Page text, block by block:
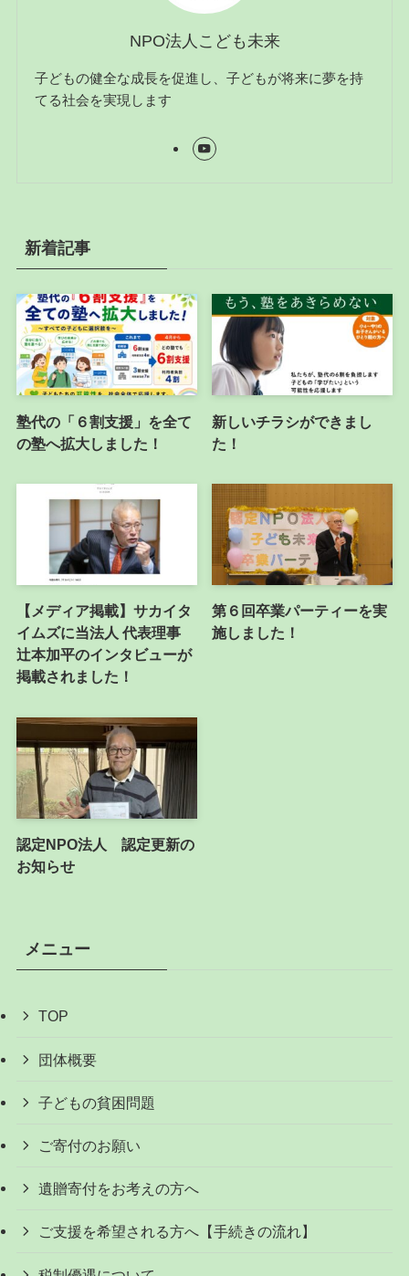
NPO法人こども未来
子どもの健全な成長を促進し、子どもが将来に夢を持
てる社会を実現します
新着記事
塾代の「６割支援」を全て
の塾へ拡大しました！
新しいチラシができまし
た！
【メディア掲載】サカイタ
イムズに当法人 代表理事
辻本加平のインタビューが
掲載されました！
第６回卒業パーティーを実
施しました！
認定NPO法人 認定更新の
お知らせ
メニュー
TOP
団体概要
子どもの貧困問題
ご寄付のお願い
遺贈寄付をお考えの方へ
ご支援を希望される方へ【手続きの流れ】